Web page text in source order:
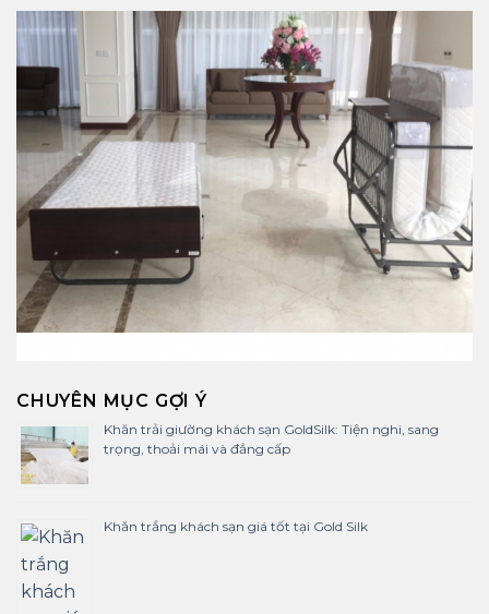
CHUYÊN MỤC GỢI Ý
Khăn trải giường khách sạn GoldSilk: Tiện nghi, sang
trọng, thoải mái và đẳng cấp
Khăn trắng khách sạn giá tốt tại Gold Silk